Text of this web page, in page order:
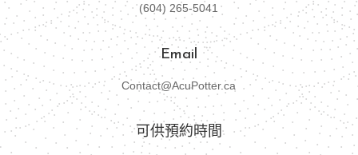
(604) 265-5041
Email
Contact@AcuPotter.ca
可供預約時間